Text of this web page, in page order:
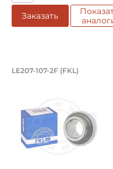
Заказать
Подшипник
LE207-107-2F (FKL)